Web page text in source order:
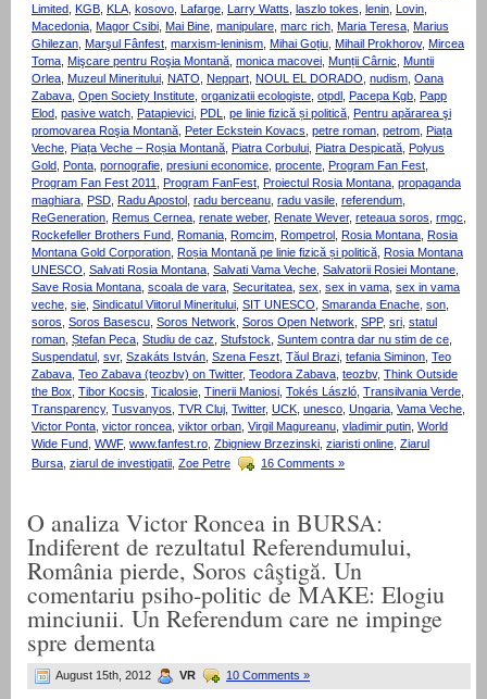
Limited, KGB, KLA, kosovo, Lafarge, Larry Watts, laszlo tokes, lenin, Lovin,
Macedonia, Magor Csibi, Mai Bine, manipulare, marc rich, Maria Teresa, Marius
Ghilezan, Marşul Fânfest, marxism-leninism, Mihai Goțiu, Mihail Prokhorov, Mircea
Toma, Mişcare pentru Roşia Montană, monica macovei, Munții Cârnic, Muntii
Orlea, Muzeul Mineritului, NATO, Neppart, NOUL EL DORADO, nudism, Oana
Zabava, Open Society Institute, organizatii ecologiste, otpdl , Pacepa Kgb, Papp
Elod, pasive watch, Patapievici, PDL, pe linie fizică și politică, Pentru apărarea şi
promovarea Roşia Montană, Peter Eckstein Kovacs, petre roman, petrom, Piața
Veche, Piața Veche – Roșia Montană, Piatra Corbului, Piatra Despicată, Polyus
Gold, Ponta, pornografie, presiuni economice, procente, Program Fan Fest,
Program Fan Fest 2011, Program FanFest, Proiectul Rosia Montana, propaganda
maghiara, PSD, Radu Apostol , radu berceanu, radu vasile, referendum,
ReGeneration, Remus Cernea, renate weber, Renate Wever, reteaua soros, rmgc,
Rockefeller Brothers Fund, Romania, Romcim, Rompetrol , Rosia Montana, Rosia
Montana Gold Corporation, Roșia Montană pe linie fizică și politică, Rosia Montana
UNESCO, Salvati Rosia Montana, Salvati Vama Veche, Salvatorii Rosiei Montane,
Save Rosia Montana, scoala de vara, Securitatea, sex, sex in vama, sex in vama
veche, sie, Sindicatul Viitorul Mineritului, SIT UNESCO, Smaranda Enache, son,
soros, Soros Basescu, Soros Network, Soros Open Network, SPP, sri, statul
roman, Ștefan Peca, Studiu de caz, Stufstock, Suntem contra dar nu stim de ce,
Suspendatul , svr, Szakáts István, Szena Feszt, Tăul Brazi, tefania Siminon, Teo
Zabava, Teo Zabava (teozbv) on Twitter, Teodora Zabava, teozbv, Think Outside
the Box, Tibor Kocsis, Ticalosie, Tinerii Maniosi, Tokés László, Transilvania Verde,
Transparency, Tusvanyos, TVR Cluj, Twitter, UCK, unesco, Ungaria, Vama Veche,
Victor Ponta, victor roncea, viktor orban, Virgil Magureanu, vladimir putin, World
Wide Fund, WWF, www.fanfest.ro, Zbigniew Brzezinski, ziaristi online, Ziarul
Bursa ziarul de investigatii Zoe Petre 16 Comments »
O analiza Victor Roncea in BURSA:
Indiferent de rezultatul Referendumului,
România pierde, Soros câştigă. Un
comentariu psiho-politic de MAKE: Elogiu
minciunii. Un Referendum care ne impinge
spre dementa
August 15th, 2012 VR 10 Comments »